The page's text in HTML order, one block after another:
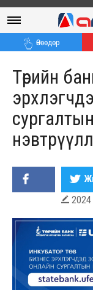
Өнөөдөр
Төрийн
